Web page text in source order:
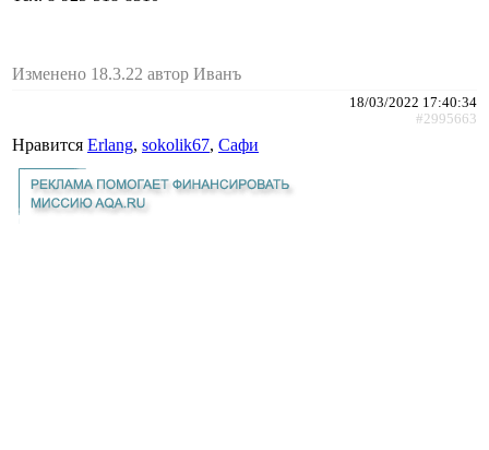
Изменено 18.3.22 автор Иванъ
18/03/2022 17:40:34
#2995663
Нравится Erlang, sokolik67, Сафи